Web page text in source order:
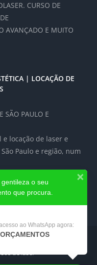
CURSO DE
AVANÇADO E MUITO
| LOCAÇÃO DE
SÃO PAULO E
locação de laser e
Paulo e região, num
e equipamentos médicos
de laser
o seu
que procura.
ao WhatsApp agora: